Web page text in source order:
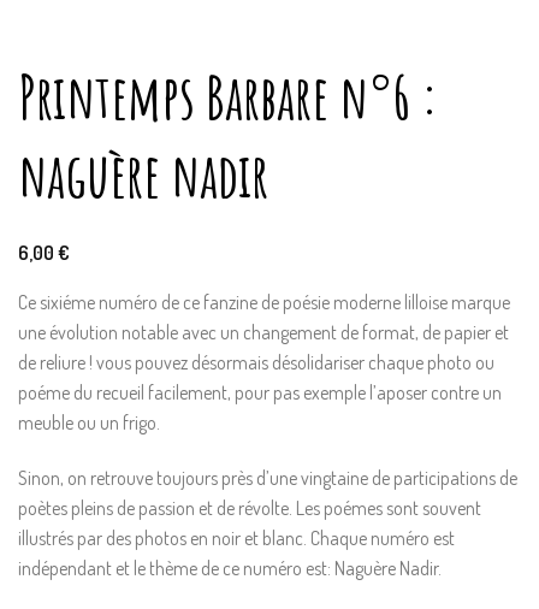
Printemps Barbare n°6 :
naguère nadir
6,00 €
Ce sixiéme numéro de ce fanzine de poésie moderne lilloise marque
une évolution notable avec un changement de format, de papier et
de reliure ! vous pouvez désormais désolidariser chaque photo ou
poéme du recueil facilement, pour pas exemple l’aposer contre un
meuble ou un frigo.
Sinon, on retrouve toujours près d’une vingtaine de participations de
poètes pleins de passion et de révolte. Les poémes sont souvent
illustrés par des photos en noir et blanc. Chaque numéro est
indépendant et le thème de ce numéro est: Naguère Nadir.